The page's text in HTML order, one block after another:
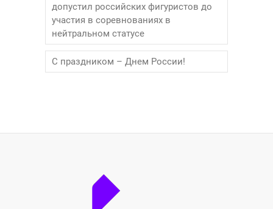
допустил российских фигуристов до
участия в соревнованиях в
нейтральном статусе
С праздником – Днем России!